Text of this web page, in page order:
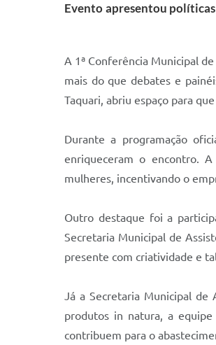
Evento apresentou
A 1ª Conferência Municipal
mais do que debates e
Taquari, abriu espaço para
Durante a programação
enriqueceram o encontro. A
mulheres, incentivando o
Outro destaque foi a
Secretaria Municipal de
presente com criatividade e
Já a Secretaria Municipal de
produtos in natura, a
contribuem para o